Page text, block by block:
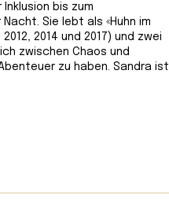
bis zum
Sie lebt als «Huhn im
2014 und 2017) und zwei
zwischen Chaos und
zu haben. Sandra ist